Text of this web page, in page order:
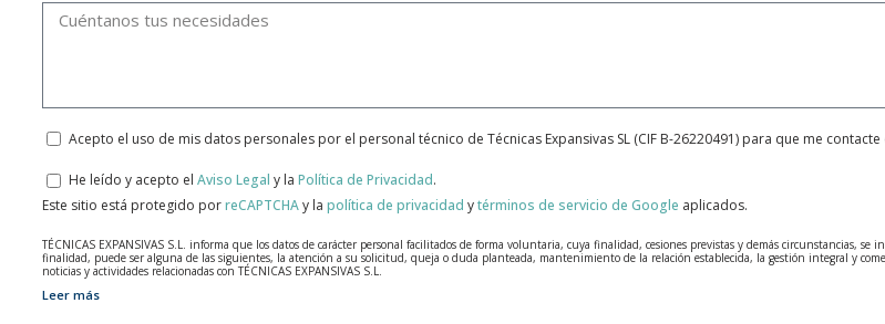
Acepto el uso de mis datos personales por el personal técnico de Técnicas Expansivas SL (CIF B-26220491) para que me
He leído y acepto el Aviso Legal y la Política de Privacidad.
Este sitio está protegido porreCAPTCHAy la política de privacidad ytérminos de servicio de Google aplicados.
TÉCNICAS EXPANSIVAS S.L. informa que los datos de carácter personal facilitados de forma voluntaria, cuya finalidad, cesiones previstas y demás circunstancias,
finalidad, puede ser alguna de las siguientes, la atención a su solicitud, queja o duda planteada, mantenimiento de la relación establecida, la gestión integral y
noticias y actividades relacionadas con TÉCNICAS EXPANSIVAS S.L.
Los datos incorporados a nuestros ficheros son absolutamente confidenciales y serán tratados con la máxima confidencialidad y cumpliendo todos los requisitos que
Leer más